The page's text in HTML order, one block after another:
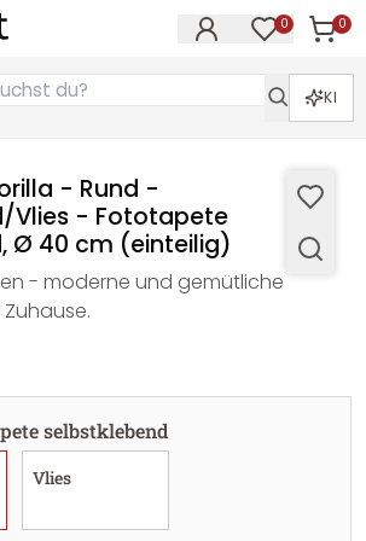
0 0
KI
- Rund -
Vlies - Fototapete
Ø 40 cm (einteilig)
- moderne und gemütliche
selbstklebend
Vlies